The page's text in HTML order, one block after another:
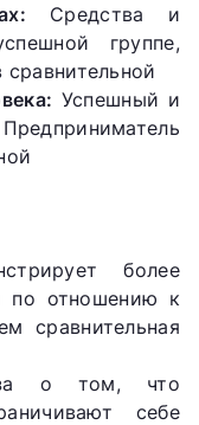
Средства и
группе,
Успешный и
более
по отношению к
сравнительная
о том, что
себе